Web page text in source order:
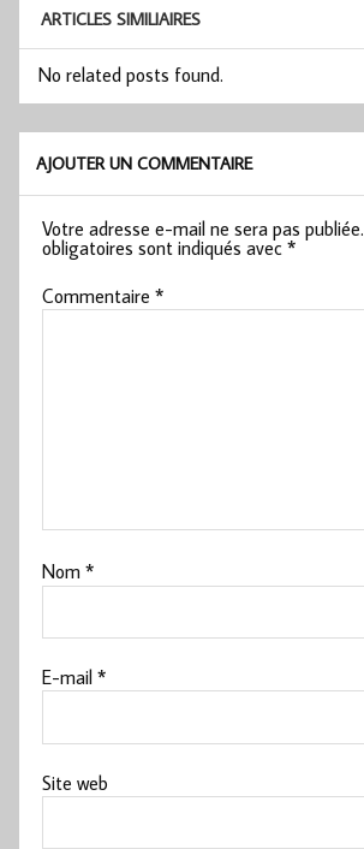
ARTICLES SIMILIAIRES
No related posts found.
AJOUTER UN COMMENTAIRE
Votre adresse e-mail ne sera pas publiée.
obligatoires sont indiqués avec*
Commentaire*
Nom*
E-mail*
Site web